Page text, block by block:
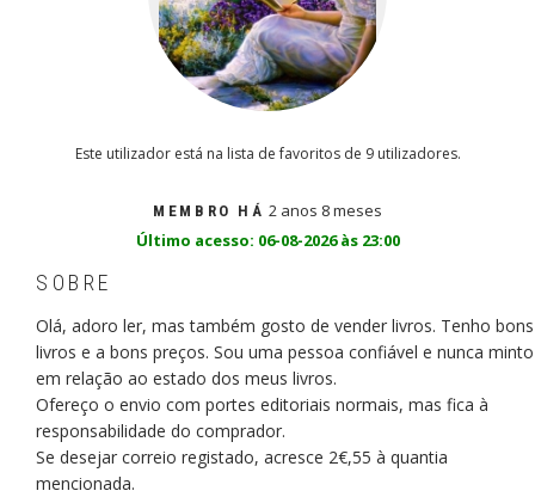
Este utilizador está na lista de favoritos de 9 utilizadores.
MEMBRO HÁ 2 anos 8 meses
Último acesso: 06-08-2026 às 23:00
SOBRE
Olá, adoro ler, mas também gosto de vender livros. Tenho bons
livros e a bons preços. Sou uma pessoa confiável e nunca minto
em relação ao estado dos meus livros.
Ofereço o envio com portes editoriais normais, mas fica à
responsabilidade do comprador.
Se desejar correio registado, acresce 2€,55 à quantia
mencionada.